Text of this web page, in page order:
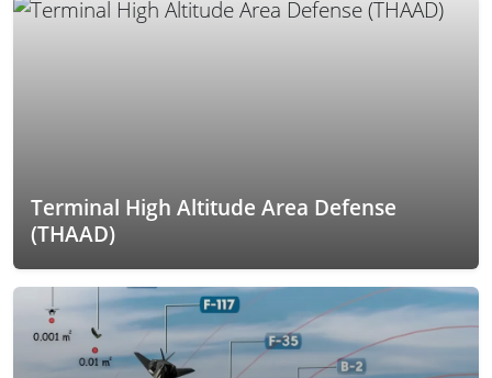
Terminal High Altitude Area Defense
(THAAD)